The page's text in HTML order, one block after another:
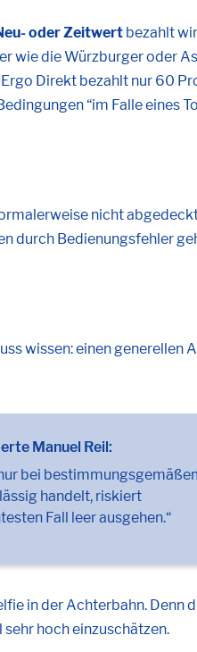
oder Zeitwert bezahlt
wie die Würzburger oder
Direkt bezahlt nur 60
“im Falle eines
nicht
durch Bedienungsfehler
wissen: einen generellen
Manuel Reil:
bei
handelt, riskiert
Fall leer ausgehen.“
in der Achterbahn. Denn
hoch einzuschätzen.